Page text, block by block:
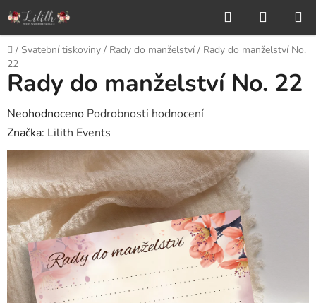
Přejít
na
obsah
Hledat
KOŠÍK
Domů
/ Svatební tiskoviny / Rady do manželství / Rady do manželství No.
22
Rady do manželství No. 22
Průměrné
hodnocení
produktu
je
0,0
5
hvězdiček.
Neohodnoceno Podrobnosti hodnocení
Značka: Lilith Events